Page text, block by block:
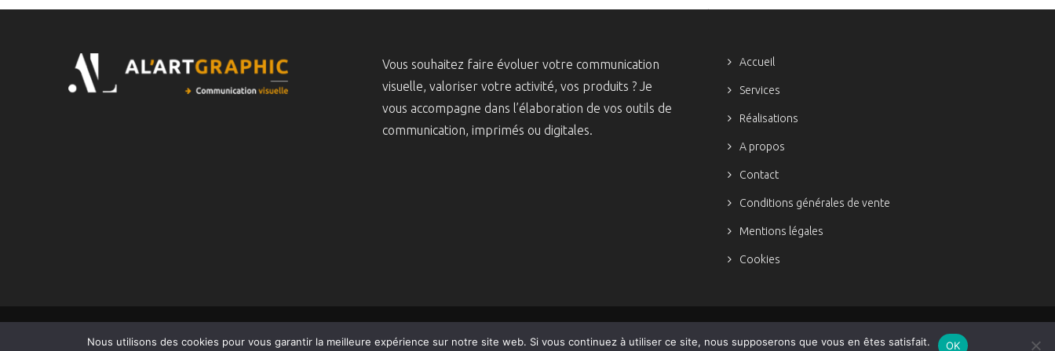
Vous souhaitez faire évoluer votre communication
visuelle, valoriser votre activité, vos produits ? Je
vous accompagne dans l’élaboration de vos outils de
communication, imprimés ou digitales.
Accueil
Services
Réalisations
A propos
Contact
Conditions générales de vente
Mentions légales
Cookies
Copyright © 2023 Aurélie Lopez Lopez. Tous droits réservés.
Nous utilisons des cookies pour vous garantir la meilleure expérience sur notre site web. Si vous continuez à utiliser ce site, nous supposerons que vous en êtes satisfait. OK